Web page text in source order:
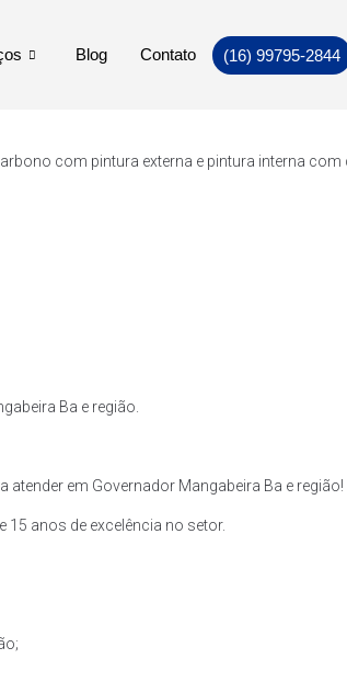
Blog Contato (16) 99795-2844
com pintura externa e pintura interna com
Ba e região.
em Governador Mangabeira Ba e região!
anos de excelência no setor.